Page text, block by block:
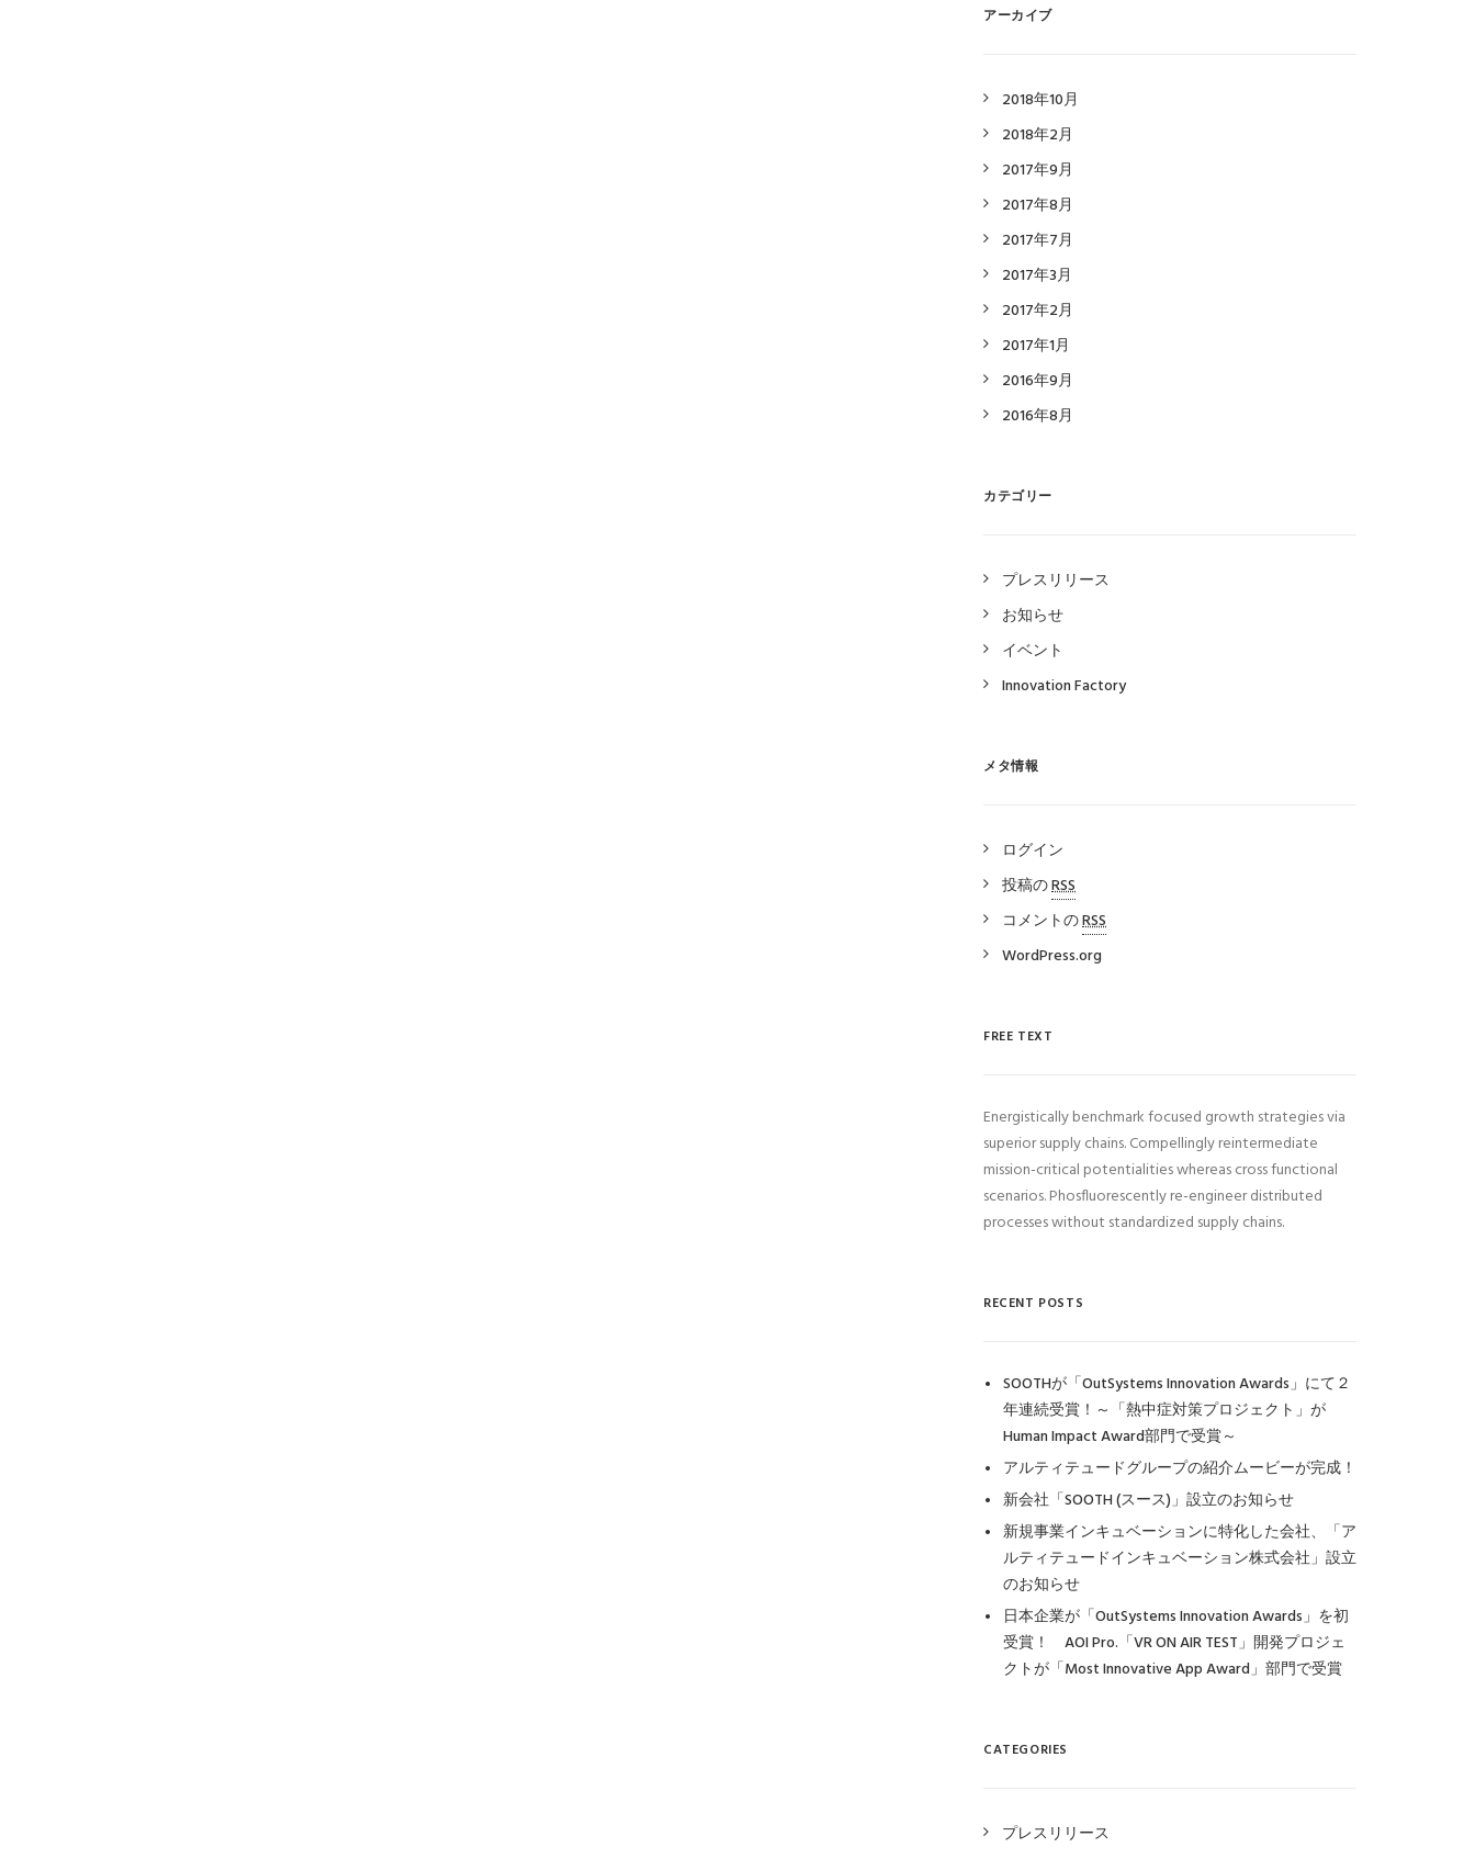
アーカイブ
2018年10月
2018年2月
2017年9月
2017年8月
2017年7月
2017年3月
2017年2月
2017年1月
2016年9月
2016年8月
カテゴリー
プレスリリース
お知らせ
イベント
Innovation Factory
メタ情報
ログイン
投稿のRSS
コメントのRSS
WordPress.org
FREE TEXT
Energistically benchmark focused growth strategies via
superior supply chains. Compellingly reintermediate
mission-critical potentialities whereas cross functional
scenarios. Phosfluorescently re-engineer distributed
processes without standardized supply chains.
RECENT POSTS
SOOTHが「OutSystems Innovation Awards」にて２
年連続受賞！～「熱中症対策プロジェクト」が
Human Impact Award部門で受賞～
アルティテュードグループの紹介ムービーが完成！
新会社「SOOTH (スース)」設立のお知らせ
新規事業インキュベーションに特化した会社、「ア
ルティテュードインキュベーション株式会社」設立
のお知らせ
日本企業が「OutSystems Innovation Awards」を初
受賞！ AOI Pro.「VR ON AIR TEST」開発プロジェ
クトが「Most Innovative App Award」部門で受賞
CATEGORIES
プレスリリース